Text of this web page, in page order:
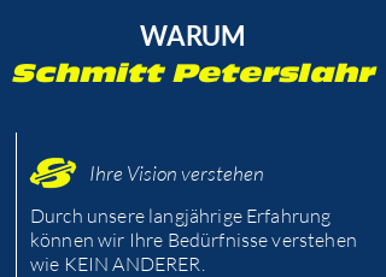
WARUM
Schmitt Peterslahr
Ihre Vision verstehen
Durch unsere langjährige Erfahrung
können wir Ihre Bedürfnisse verstehen
wie KEIN ANDERER.